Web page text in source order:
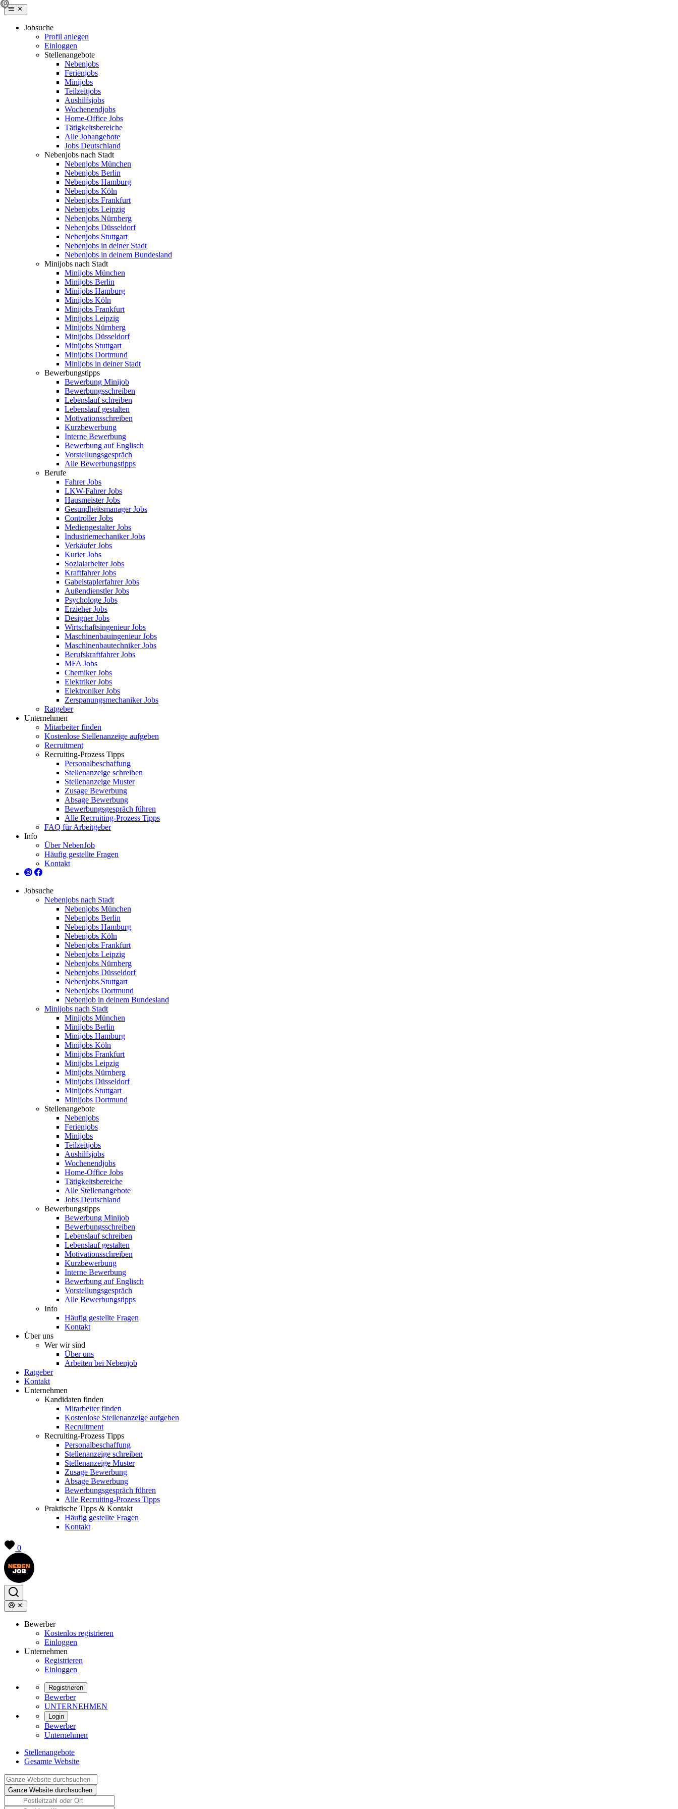
Jobsuche
Profil anlegen
Einloggen
Stellenangebote
Nebenjobs
Ferienjobs
Minijobs
Teilzeitjobs
Aushilfsjobs
Wochenendjobs
Home-Office Jobs
Tätigkeitsbereiche
Alle Jobangebote
Jobs Deutschland
Nebenjobs nach Stadt
Nebenjobs München
Nebenjobs Berlin
Nebenjobs Hamburg
Nebenjobs Köln
Nebenjobs Frankfurt
Nebenjobs Leipzig
Nebenjobs Nürnberg
Nebenjobs Düsseldorf
Nebenjobs Stuttgart
Nebenjobs in deiner Stadt
Nebenjobs in deinem Bundesland
Minijobs nach Stadt
Minijobs München
Minijobs Berlin
Minijobs Hamburg
Minijobs Köln
Minijobs Frankfurt
Minijobs Leipzig
Minijobs Nürnberg
Minijobs Düsseldorf
Minijobs Stuttgart
Minijobs Dortmund
Minijobs in deiner Stadt
Bewerbungstipps
Bewerbung Minijob
Bewerbungsschreiben
Lebenslauf schreiben
Lebenslauf gestalten
Motivationsschreiben
Kurzbewerbung
Interne Bewerbung
Bewerbung auf Englisch
Vorstellungsgespräch
Alle Bewerbungstipps
Berufe
Fahrer Jobs
LKW-Fahrer Jobs
Hausmeister Jobs
Gesundheitsmanager Jobs
Controller Jobs
Mediengestalter Jobs
Industriemechaniker Jobs
Verkäufer Jobs
Kurier Jobs
Sozialarbeiter Jobs
Kraftfahrer Jobs
Gabelstaplerfahrer Jobs
Außendienstler Jobs
Psychologe Jobs
Erzieher Jobs
Designer Jobs
Wirtschaftsingenieur Jobs
Maschinenbauingenieur Jobs
Maschinenbautechniker Jobs
Berufskraftfahrer Jobs
MFA Jobs
Chemiker Jobs
Elektriker Jobs
Elektroniker Jobs
Zerspanungsmechaniker Jobs
Ratgeber
Unternehmen
Mitarbeiter finden
Kostenlose Stellenanzeige aufgeben
Recruitment
Recruiting-Prozess Tipps
Personalbeschaffung
Stellenanzeige schreiben
Stellenanzeige Muster
Zusage Bewerbung
Absage Bewerbung
Bewerbungsgespräch führen
Alle Recruiting-Prozess Tipps
FAQ für Arbeitgeber
Info
Über NebenJob
Häufig gestellte Fragen
Kontakt
Jobsuche
Nebenjobs nach Stadt
Nebenjobs München
Nebenjobs Berlin
Nebenjobs Hamburg
Nebenjobs Köln
Nebenjobs Frankfurt
Nebenjobs Leipzig
Nebenjobs Nürnberg
Nebenjobs Düsseldorf
Nebenjobs Stuttgart
Nebenjobs Dortmund
Nebenjob in deinem Bundesland
Minijobs nach Stadt
Minijobs München
Minijobs Berlin
Minijobs Hamburg
Minijobs Köln
Minijobs Frankfurt
Minijobs Leipzig
Minijobs Nürnberg
Minijobs Düsseldorf
Minijobs Stuttgart
Minijobs Dortmund
Stellenangebote
Nebenjobs
Ferienjobs
Minijobs
Teilzeitjobs
Aushilfsjobs
Wochenendjobs
Home-Office Jobs
Tätigkeitsbereiche
Alle Stellenangebote
Jobs Deutschland
Bewerbungstipps
Bewerbung Minijob
Bewerbungsschreiben
Lebenslauf schreiben
Lebenslauf gestalten
Motivationsschreiben
Kurzbewerbung
Interne Bewerbung
Bewerbung auf Englisch
Vorstellungsgespräch
Alle Bewerbungstipps
Info
Häufig gestellte Fragen
Kontakt
Über uns
Wer wir sind
Über uns
Arbeiten bei Nebenjob
Ratgeber
Kontakt
Unternehmen
Kandidaten finden
Mitarbeiter finden
Kostenlose Stellenanzeige aufgeben
Recruitment
Recruiting-Prozess Tipps
Personalbeschaffung
Stellenanzeige schreiben
Stellenanzeige Muster
Zusage Bewerbung
Absage Bewerbung
Bewerbungsgespräch führen
Alle Recruiting-Prozess Tipps
Praktische Tipps & Kontakt
Häufig gestellte Fragen
Kontakt
0
Bewerber
Kostenlos registrieren
Einloggen
Unternehmen
Registrieren
Einloggen
Registrieren
Bewerber
UNTERNEHMEN
Login
Bewerber
Unternehmen
Stellenangebote
Gesamte Website